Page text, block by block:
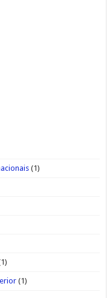
(1)
(1)